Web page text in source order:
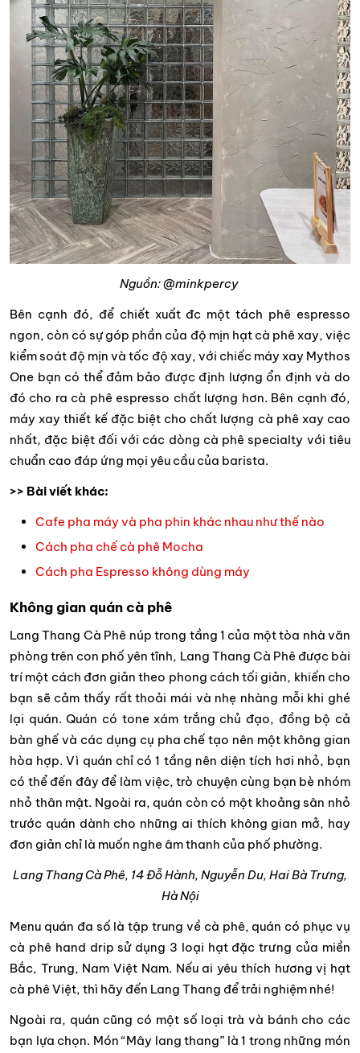
Nguồn: @minkpercy
Bên cạnh đó, để chiết xuất đc một tách phê espresso
ngon, còn có sự góp phần của độ mịn hạt cà phê xay, việc
kiểm soát độ mịn và tốc độ xay, với chiếc máy xay Mythos
One bạn có thể đảm bảo được định lượng ổn định và do
đó cho ra cà phê espresso chất lượng hơn. Bên cạnh đó,
máy xay thiết kế đặc biệt cho chất lượng cà phê xay cao
nhất, đặc biệt đối với các dòng cà phê specialty với tiêu
chuẩn cao đáp ứng mọi yêu cầu của barista.
>> Bài viết khác:
Cafe pha máy và pha phin khác nhau như thế nào
Cách pha chế cà phê Mocha
Cách pha Espresso không dùng máy
Không gian quán cà phê
Lang Thang Cà Phê núp trong tầng 1 của một tòa nhà văn
phòng trên con phố yên tĩnh, Lang Thang Cà Phê được bài
trí một cách đơn giản theo phong cách tối giản, khiến cho
bạn sẽ cảm thấy rất thoải mái và nhẹ nhàng mỗi khi ghé
lại quán. Quán có tone xám trắng chủ đạo, đồng bộ cả
bàn ghế và các dụng cụ pha chế tạo nên một không gian
hòa hợp. Vì quán chỉ có 1 tầng nên diện tích hơi nhỏ, bạn
có thể đến đây để làm việc, trò chuyện cùng bạn bè nhóm
nhỏ thân mật. Ngoài ra, quán còn có một khoảng sân nhỏ
trước quán dành cho những ai thích không gian mở, hay
đơn giản chỉ là muốn nghe âm thanh của phố phường.
Lang Thang Cà Phê, 14 Đỗ Hành, Nguyễn Du, Hai Bà Trưng,
Hà Nội
Menu quán đa số là tập trung về cà phê, quán có phục vụ
cà phê hand drip sử dụng 3 loại hạt đặc trưng của miền
Bắc, Trung, Nam Việt Nam. Nếu ai yêu thích hương vị hạt
cà phê Việt, thì hãy đến Lang Thang để trải nghiệm nhé!
Ngoài ra, quán cũng có một số loại trà và bánh cho các
bạn lựa chọn. Món “Mây lang thang” là 1 trong những món